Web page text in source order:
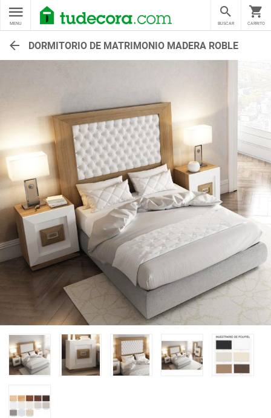
MENU CARRITO
BUSCAR
DORMITORIO DE MATRIMONIO MADERA ROBLE